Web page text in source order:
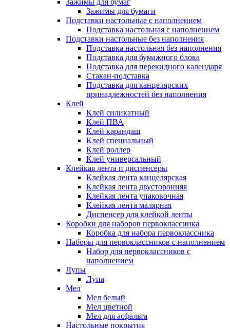
Зажимы для бумаг
Зажимы для бумаги
Подставки настольные с наполнением
Подставка настольная с наполнением
Подставки настольные без наполнения
Подставка настольная без наполнения
Подставка для бумажного блока
Подставка для перекидного календаря
Стакан-подставка
Подставка для канцелярских
принадлежностей без наполнения
Клей
Клей силикатный
Клей ПВА
Клей карандаш
Клей специальный
Клей роллер
Клей универсальный
Клейкая лента и диспенсеры
Клейкая лента канцелярская
Клейкая лента двусторонняя
Клейкая лента упаковочная
Клейкая лента малярная
Диспенсер для клейкой ленты
Коробки для наборов первоклассника
Коробка для набора первоклассника
Наборы для первоклассников с наполнением
Набор для первоклассников с
наполнением
Лупы
Лупа
Мел
Мел белый
Мел цветной
Мел для асфальта
Настольные покрытия